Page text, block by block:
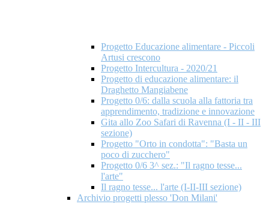
Progetto Educazione alimentare - Piccoli
Artusi crescono
Progetto Intercultura - 2020/21
Progetto di educazione alimentare: il
Draghetto Mangiabene
Progetto 0/6: dalla scuola alla fattoria tra
apprendimento, tradizione e innovazione
Gita allo Zoo Safari di Ravenna (I - II - III
sezione)
Progetto "Orto in condotta": "Basta un
poco di zucchero"
Progetto 0/6 3^ sez.: "Il ragno tesse...
l'arte"
Il ragno tesse... l'arte (I-II-III sezione)
Archivio progetti plesso 'Don Milani'